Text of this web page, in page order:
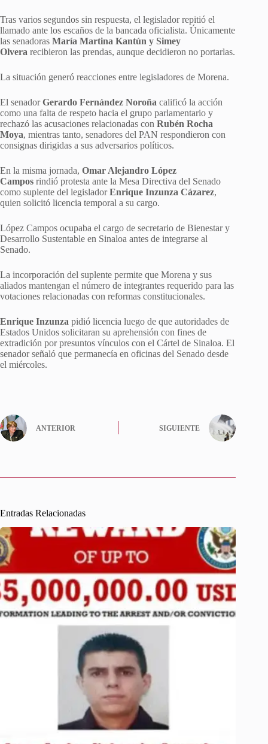
Tras varios segundos sin respuesta, el legislador repitió el
llamado ante los escaños de la bancada oficialista. Únicamente
las senadoras María Martina Kantún y Simey
Olvera recibieron las prendas, aunque decidieron no portarlas.
La situación generó reacciones entre legisladores de Morena.
El senadorGerardo Fernández Noroña calificó la acción
como una falta de respeto hacia el grupo parlamentario y
rechazó las acusaciones relacionadas con Rubén Rocha
Moya, mientras tanto, senadores del PAN respondieron con
consignas dirigidas a sus adversarios políticos.
En la misma jornada, Omar Alejandro López
Campos rindió protesta ante la Mesa Directiva del Senado
como suplente del legisladorEnrique Inzunza Cázarez,
quien solicitó licencia temporal a su cargo.
López Campos ocupaba el cargo de secretario de Bienestar y
Desarrollo Sustentable en Sinaloa antes de integrarse al
Senado.
La incorporación del suplente permite que Morena y sus
aliados mantengan el número de integrantes requerido para las
votaciones relacionadas con reformas constitucionales.
Enrique Inzunza pidió licencia luego de que autoridades de
Estados Unidos solicitaran su aprehensión con fines de
extradición por presuntos vínculos con el Cártel de Sinaloa. El
senador señaló que permanecía en oficinas del Senado desde
el miércoles.
ANTERIOR SIGUIENTE
Entradas Relacionadas